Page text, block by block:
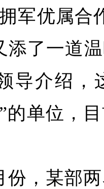
军优属合
添了一道
导介绍，
的单位，
份，某部